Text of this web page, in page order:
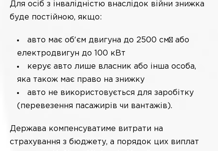
Для осіб з інвалідністю внаслідок війни знижка
буде постійною, якщо:
авто має обʼєм двигуна до 2500 см³ або
електродвигун до 100 кВт
керує авто лише власник або інша особа,
яка також має право на знижку
авто не використовується для заробітку
(перевезення пасажирів чи вантажів).
Держава компенсуватиме витрати на
страхування з бюджету, а порядок цих виплат